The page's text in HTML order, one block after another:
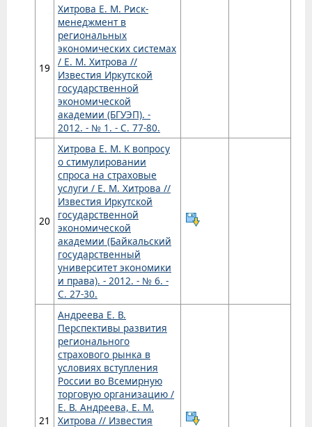
19
Хитрова Е. М. Риск-
менеджмент в
региональных
экономических системах
/ Е. М. Хитрова //
Известия Иркутской
государственной
экономической
академии (БГУЭП). -
2012. - № 1. - С. 77-80.
20
Хитрова Е. М. К вопросу
о стимулировании
спроса на страховые
услуги / Е. М. Хитрова //
Известия Иркутской
государственной
экономической
академии (Байкальский
государственный
университет экономики
и права). - 2012. - № 6. -
С. 27-30.
21
Андреева Е. В.
Перспективы развития
регионального
страхового рынка в
условиях вступления
России во Всемирную
торговую организацию /
Е. В. Андреева, Е. М.
Хитрова // Известия